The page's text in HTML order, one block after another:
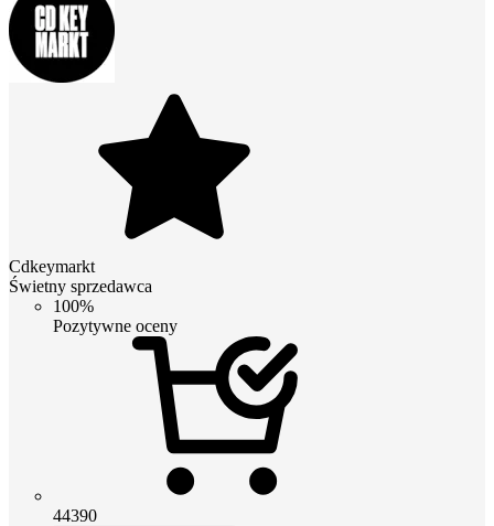
Cdkeymarkt
Świetny sprzedawca
100%
Pozytywne oceny
44390